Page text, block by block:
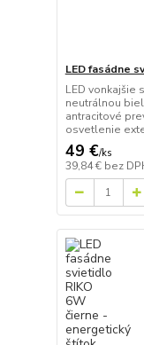
LED fasádne
LED vonkajšie
neutrálnou
antracitové
osvetlenie
49 €/ks
39,84 € bez